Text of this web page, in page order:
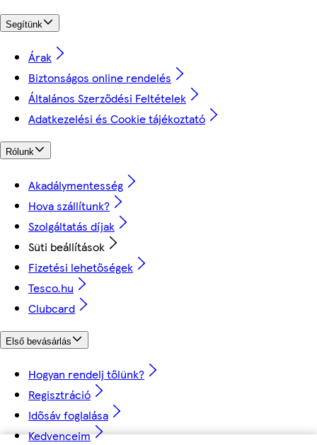
Segítünk
Árak
Biztonságos online rendelés
Általános Szerződési Feltételek
Adatkezelési és Cookie tájékoztató
Rólunk
Akadálymentesség
Hova szállítunk?
Szolgáltatás díjak
Süti beállítások
Fizetési lehetőségek
Tesco.hu
Clubcard
Első bevásárlás
Hogyan rendelj tőlünk?
Regisztráció
Idősáv foglalása
Kedvenceim